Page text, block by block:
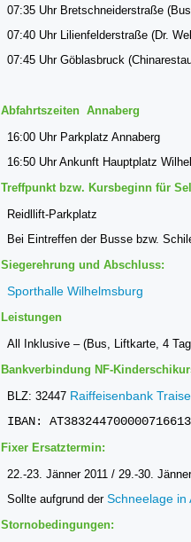
07:35 Uhr Bretschneiderstraße
07:40 Uhr Lilienfelderstraße (Dr.
07:45 Uhr Göblasbruck
Abfahrtszeiten Annaberg
16:00 Uhr Parkplatz Annaberg
16:50 Uhr Ankunft Hauptplatz
Treffpunkt bzw. Kursbeginn für
Reidllift-Parkplatz
Bei Eintreffen der Busse bzw.
Siegerehrung und Abschluss:
Sporthalle Wilhelmsburg
Leistungen
All Inklusive – (Bus, Liftkarte, 4
Bankverbindung NF-
BLZ: 32447 Raiffeisenbank
IBAN:
Fixer Ersatztermin:
22.-23. Jänner 2011 / 29.-30.
Sollte aufgrund der Schneelage in
Stornobedingungen: